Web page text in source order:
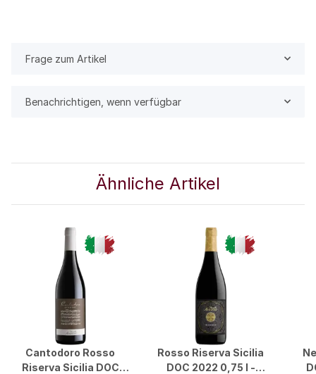
Frage zum Artikel
Benachrichtigen, wenn verfügbar
Ähnliche Artikel
Cantodoro Rosso
Riserva Sicilia DOC
Rosso Riserva Sicilia
DOC 2022 0,75 l -